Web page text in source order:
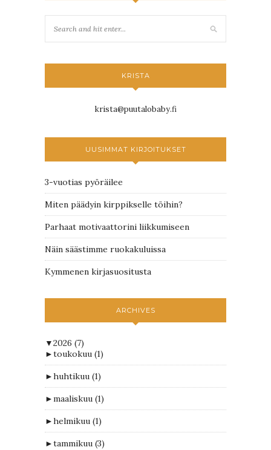
KRISTA
krista@puutalobaby.fi
UUSIMMAT KIRJOITUKSET
3-vuotias pyöräilee
Miten päädyin kirppikselle töihin?
Parhaat motivaattorini liikkumiseen
Näin säästimme ruokakuluissa
Kymmenen kirjasuositusta
ARCHIVES
▼2026 (7)
►toukokuu (1)
►huhtikuu (1)
►maaliskuu (1)
►helmikuu (1)
►tammikuu (3)